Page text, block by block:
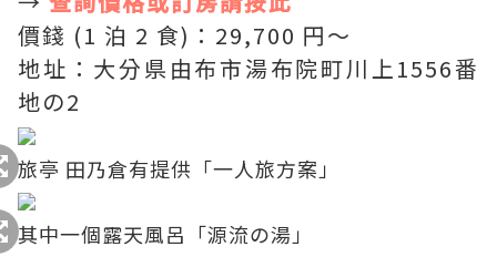
價錢 (1 泊 2 食)：29,700 円〜
地址：大分県由布市湯布院町川上1556番
地の2
旅亭 田乃倉有提供「一人旅方案」
其中一個露天風呂「源流の湯」